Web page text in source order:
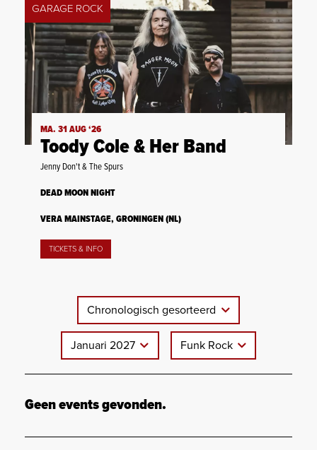
GARAGE ROCK
MA. 31 AUG ‘26
Toody Cole & Her Band
Jenny Don't & The Spurs
DEAD MOON NIGHT
VERA MAINSTAGE, GRONINGEN (NL)
TICKETS & INFO
Chronologisch gesorteerd
Januari 2027 Funk Rock
Geen events gevonden.